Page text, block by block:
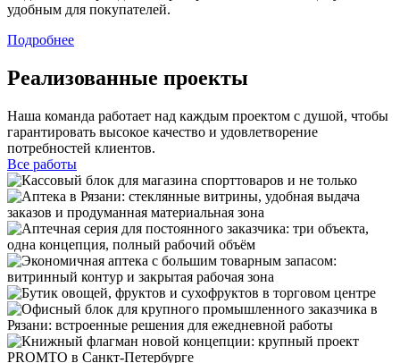
удобным для покупателей.
Подробнее
Реализованные проекты
Наша команда работает над каждым проектом с душой, чтобы
гарантировать высокое качество и удовлетворение
потребностей клиентов.
Все работы